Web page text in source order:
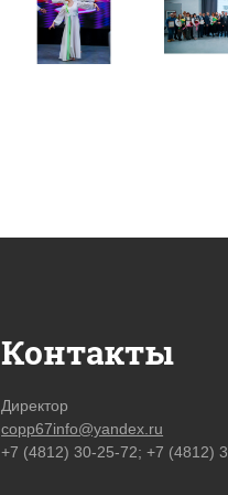
Контакты
Директор
copp67info@yandex.ru
+7 (4812) 30-25-72; +7 (4812)